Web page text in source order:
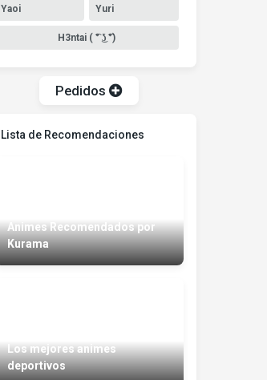
Yaoi Yuri
H3ntai ( ͡° ͜ʖ ͡°)
Pedidos
Lista de Recomendaciones
Animes Recomendados por
Kurama
Los mejores animes
deportivos